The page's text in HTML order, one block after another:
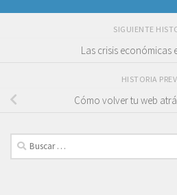
SIGUIENTE
Las crisis económicas
HISTORIA
Cómo volver tu web
Buscar: